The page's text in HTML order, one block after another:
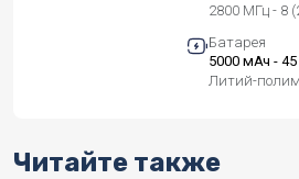
2800 МГц - 8
Батарея
5000 мАч -
Литий-
Читайте также